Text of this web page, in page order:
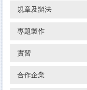
規章及辦法
專題製作
實習
合作企業